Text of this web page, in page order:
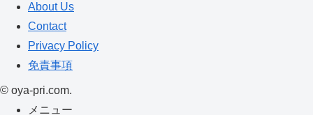
About Us
Contact
Privacy Policy
免責事項
© oya-pri.com.
メニュー